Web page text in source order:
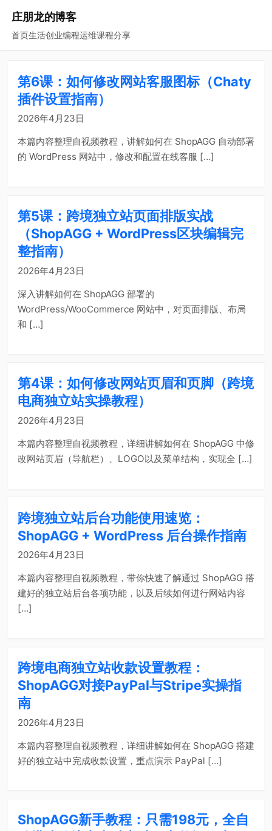
庄朋龙的博客
首页生活创业编程运维课程分享
第6课：如何修改网站客服图标（Chaty
插件设置指南）
2026年4月23日
本篇内容整理自视频教程，讲解如何在 ShopAGG 自动部署
的 WordPress 网站中，修改和配置在线客服 […]
第5课：跨境独立站页面排版实战
（ShopAGG + WordPress区块编辑完
整指南）
2026年4月23日
深入讲解如何在 ShopAGG 部署的
WordPress/WooCommerce 网站中，对页面排版、布局
和 […]
第4课：如何修改网站页眉和页脚（跨境
电商独立站实操教程）
2026年4月23日
本篇内容整理自视频教程，详细讲解如何在 ShopAGG 中修
改网站页眉（导航栏）、LOGO以及菜单结构，实现全 […]
跨境独立站后台功能使用速览：
ShopAGG + WordPress 后台操作指南
2026年4月23日
本篇内容整理自视频教程，带你快速了解通过 ShopAGG 搭
建好的独立站后台各项功能，以及后续如何进行网站内容
[…]
跨境电商独立站收款设置教程：
ShopAGG对接PayPal与Stripe实操指
南
2026年4月23日
本篇内容整理自视频教程，详细讲解如何在 ShopAGG 搭建
好的独立站中完成收款设置，重点演示 PayPal […]
ShopAGG新手教程：只需198元，全自